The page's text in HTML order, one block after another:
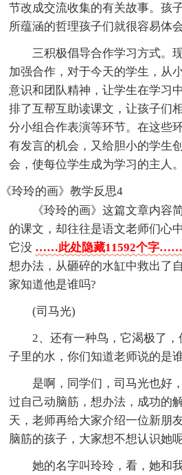
节改成交流收集的有关故事。孩
所蕴涵的哲理孩子们就很容易体会
三积极倡导合作学习方式。
加强合作，对于今天的学生，从
意识和团队精神，让学生在学习
排了互帮互助读课文，让孩子们
分小组合作表演等环节。在这些
有发言的机会，又给胆小的学生
会，使每位学生成为学习的主人。
《玲玲的画》教学反思4
《玲玲的画》这篇文章内容
的课文，却往往是语文老师们心
它没 ……此处隐藏11592个字
想办法，从砸碎的水缸中救出了
家知道他是谁吗?
(司马光)
2、还有一种鸟，它渴极了
子里的水，你们知道老师说的是
是啊，同学们，司马光也好
过自己动脑筋，想办法，成功的
天，老师再给大家介绍一位新朋
脑筋的孩子，大家想不想认识她
她的名字叫玲玲，看，她和